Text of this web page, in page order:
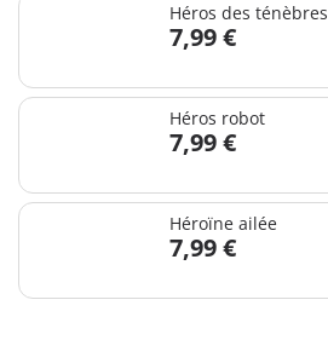
Héros des ténèbres
7,99 €
Héros robot
7,99 €
Héroïne ailée
7,99 €